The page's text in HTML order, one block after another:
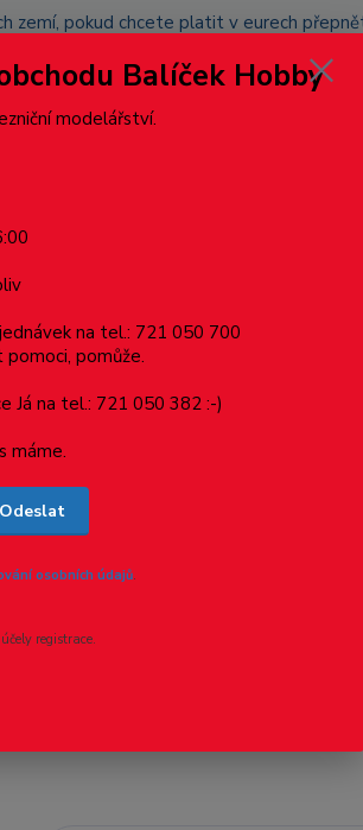
zemí, pokud chcete platit v eurech
s opětovnou platbou za poštovné,
DIN 7985A-H, šroub s půlkulatou
4.8, zinek bílý
Balíček Hobby
modelářství.
na tel.: 721 050 700
pomoci, pomůže.
Já na tel.: 721 050 382 :-)
máme.
Odeslat
osobních údajů.
registrace.